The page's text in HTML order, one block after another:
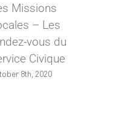
Missions
– Les
vous du
Civique
8th, 2020